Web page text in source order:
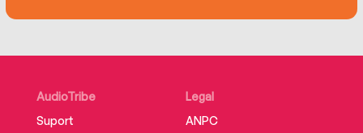
AudioTribe
Suport
Legal
ANPC